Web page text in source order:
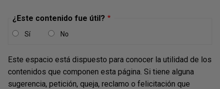
¿Este contenido fue útil?
Sí No
Este espacio está dispuesto para conocer la utilidad de los
contenidos que componen esta página. Si tiene alguna
sugerencia, petición, queja, reclamo o felicitación que